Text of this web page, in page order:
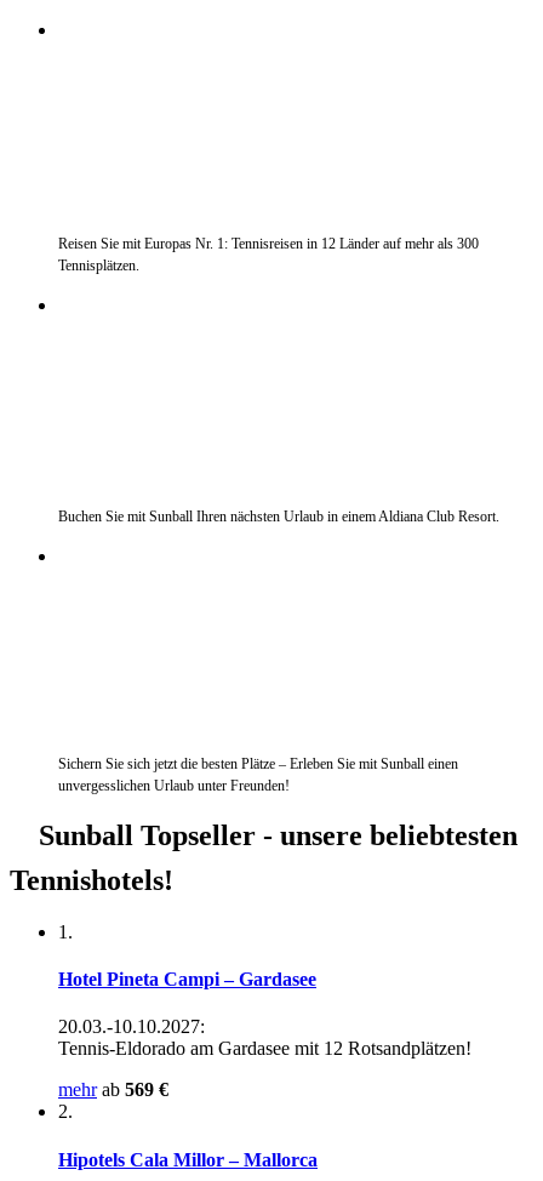
Reisen Sie mit Europas Nr. 1: Tennisreisen in 12 Länder auf mehr als 300
Tennisplätzen.
Buchen Sie mit Sunball Ihren nächsten Urlaub in einem Aldiana Club Resort.
Sichern Sie sich jetzt die besten Plätze – Erleben Sie mit Sunball einen
unvergesslichen Urlaub unter Freunden!
Sunball Topseller - unsere beliebtesten
Tennishotels!
1.
Hotel Pineta Campi – Gardasee
20.03.-10.10.2027:
Tennis-Eldorado am Gardasee mit 12 Rotsandplätzen!
mehr ab 569 €
2.
Hipotels Cala Millor – Mallorca